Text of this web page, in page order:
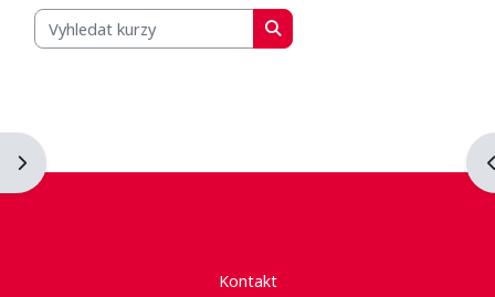
Otevřít panel bloku
Vyhledat kurzy
Vyhledat kurzy
Kontakt